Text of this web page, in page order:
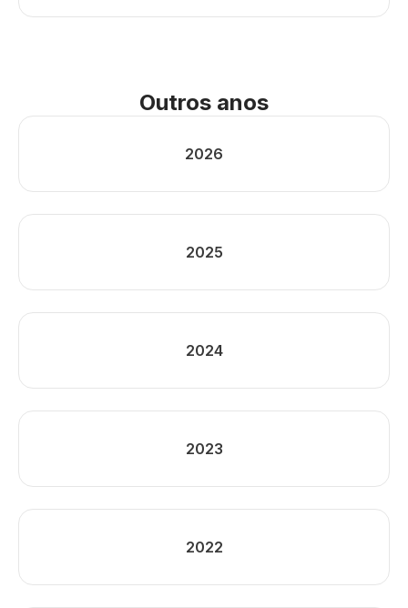
Outros anos
2026
2025
2024
2023
2022